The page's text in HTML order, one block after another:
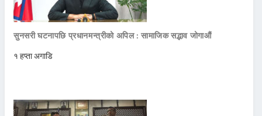
सुनसरी घटनापछि प्रधानमन्त्रीको अपिल : सामाजिक सद्भाव जोगाऔं
१ हप्ता अगाडि